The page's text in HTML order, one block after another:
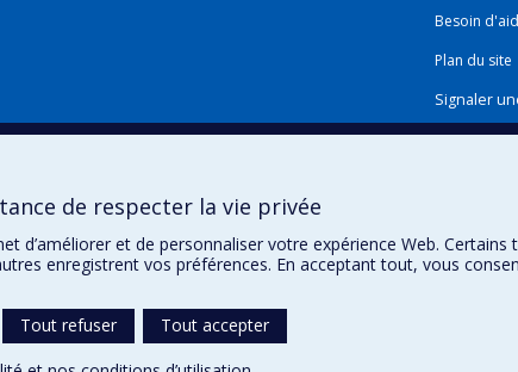
Besoin
Plan du site
Signaler
de respecter la vie privée
d’améliorer et de personnaliser votre expérience Web.
enregistrent vos préférences. En acceptant tout, vous
Tout refuser
Tout accepter